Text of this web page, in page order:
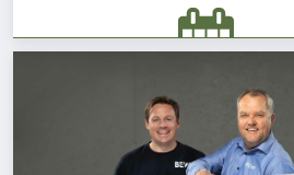
Norges bygg- og